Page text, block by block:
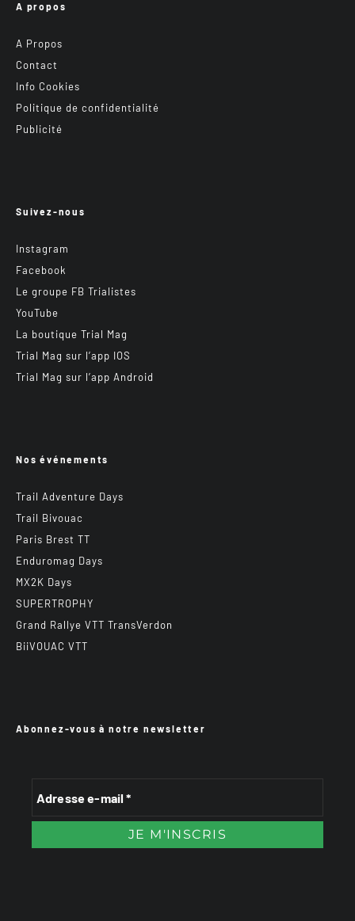
A propos
A Propos
Contact
Info Cookies
Politique de confidentialité
Publicité
Suivez-nous
Instagram
Facebook
Le groupe FB Trialistes
YouTube
La boutique Trial Mag
Trial Mag sur l’app IOS
Trial Mag sur l’app Android
Nos événements
Trail Adventure Days
Trail Bivouac
Paris Brest TT
Enduromag Days
MX2K Days
SUPERTROPHY
Grand Rallye VTT TransVerdon
BiiVOUAC VTT
Abonnez-vous à notre newsletter